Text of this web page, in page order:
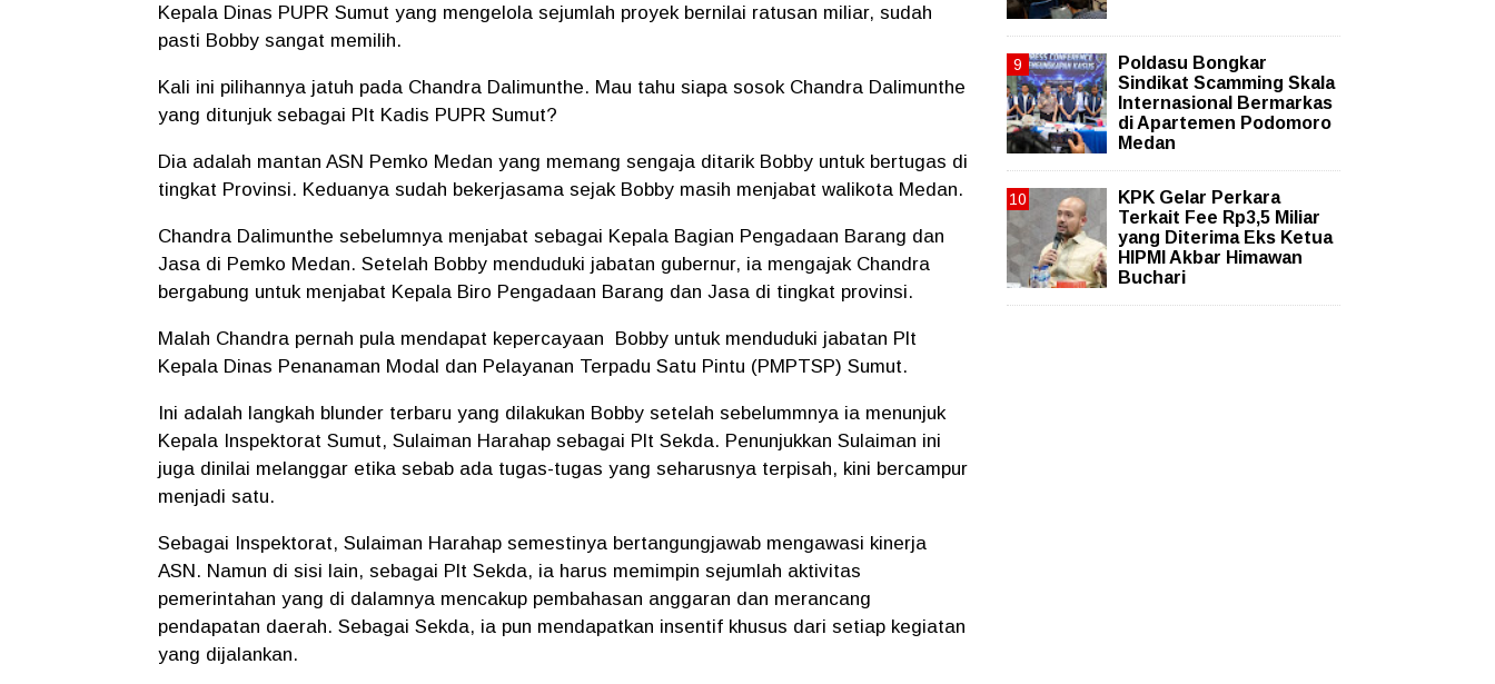
Kepala Dinas PUPR Sumut yang mengelola sejumlah proyek bernilai ratusan miliar, sudah
pasti Bobby sangat memilih.
Kali ini pilihannya jatuh pada Chandra Dalimunthe. Mau tahu siapa sosok Chandra Dalimunthe
yang ditunjuk sebagai Plt Kadis PUPR Sumut?
Dia adalah mantan ASN Pemko Medan yang memang sengaja ditarik Bobby untuk bertugas di
tingkat Provinsi. Keduanya sudah bekerjasama sejak Bobby masih menjabat walikota Medan.
Chandra Dalimunthe sebelumnya menjabat sebagai Kepala Bagian Pengadaan Barang dan
Jasa di Pemko Medan. Setelah Bobby menduduki jabatan gubernur, ia mengajak Chandra
bergabung untuk menjabat Kepala Biro Pengadaan Barang dan Jasa di tingkat provinsi.
Malah Chandra pernah pula mendapat kepercayaan
Bobby untuk menduduki jabatan Plt
Kepala Dinas Penanaman Modal dan Pelayanan Terpadu Satu Pintu (PMPTSP) Sumut.
Ini adalah langkah blunder terbaru yang dilakukan Bobby setelah sebelummnya ia menunjuk
Kepala Inspektorat Sumut, Sulaiman Harahap sebagai Plt Sekda. Penunjukkan Sulaiman ini
juga dinilai melanggar etika sebab ada tugas-tugas yang seharusnya terpisah, kini bercampur
menjadi satu.
Sebagai Inspektorat, Sulaiman Harahap semestinya bertangungjawab mengawasi kinerja
ASN. Namun di sisi lain, sebagai Plt Sekda, ia harus memimpin sejumlah aktivitas
pemerintahan yang di dalamnya mencakup pembahasan anggaran dan merancang
pendapatan daerah. Sebagai Sekda, ia pun mendapatkan insentif khusus dari setiap kegiatan
yang dijalankan.
Poldasu Bongkar
Sindikat Scamming Skala
Internasional Bermarkas
di Apartemen Podomoro
Medan
KPK Gelar Perkara
Terkait Fee Rp3,5 Miliar
yang Diterima Eks Ketua
HIPMI Akbar Himawan
Buchari